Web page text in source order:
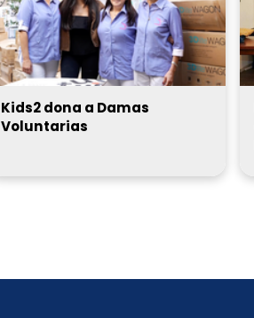
Kids2 dona a Damas
Voluntarias